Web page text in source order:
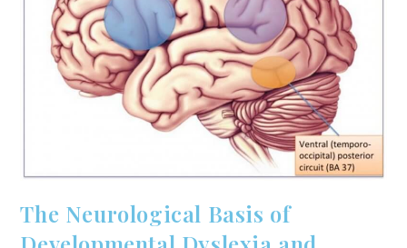
The Neurological Basis of